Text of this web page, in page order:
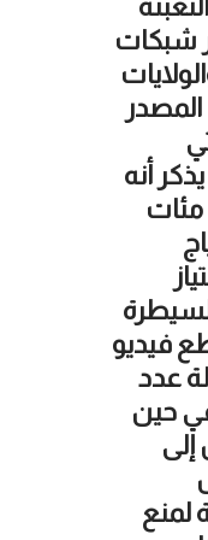
شبكات
أنه
مئات
فيديو
عدد
في حين
لمنع